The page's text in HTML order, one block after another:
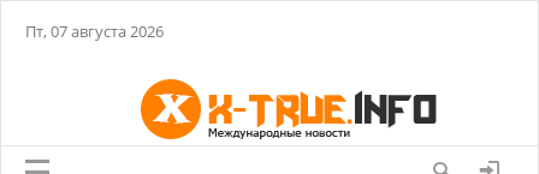
Пт, 07 августа 2026